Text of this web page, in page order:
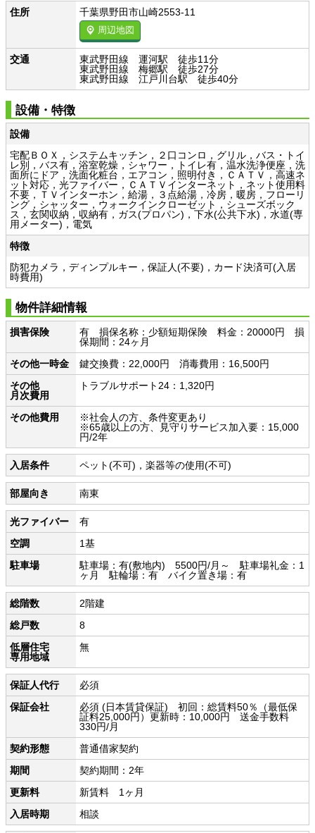
住所 千葉県野田市山崎2553-11
周辺地図
交通
東武野田線 運河駅 徒歩11分
東武野田線 梅郷駅 徒歩27分
東武野田線 江戸川台駅 徒歩40分
設備・特徴
設備
宅配ＢＯＸ，システムキッチン，２口コンロ，グリル，バス・トイ
レ別，バス有，浴室乾燥，シャワー，トイレ有，温水洗浄便座，洗
面所にドア，洗面化粧台，エアコン，照明付き，ＣＡＴＶ，高速ネ
ット対応，光ファイバー，ＣＡＴＶインターネット，ネット使用料
不要，ＴＶインターホン，給湯，３点給湯，冷房，暖房，フローリ
ング，シャッター，ウォークインクローゼット，シューズボック
ス，玄関収納，収納有，ガス(プロパン)，下水(公共下水)，水道(専
用メーター)，電気
特徴
防犯カメラ，ディンプルキー，保証人(不要)，カード決済可(入居
時費用)
物件詳細情報
損害保険
有 損保名称：少額短期保険 料金：20000円 損
保期間：24ヶ月
その他一時金
鍵交換費：22,000円 消毒費用：16,500円
その他
月次費用
トラブルサポート24：1,320円
その他費用
※社会人の方、条件変更あり
※65歳以上の方、見守りサービス加入要：15,000
円/2年
入居条件 ペット(不可)，楽器等の使用(不可)
部屋向き 南東
光ファイバー
有
空調
1基
駐車場
駐車場：有(敷地内) 5500円/月～ 駐車場礼金：1
ヶ月 駐輪場：有 バイク置き場：有
総階数
2階建
総戸数
8
低層住宅
専用地域
無
保証人代行
必須
保証会社
必須 (日本賃貸保証) 初回：総賃料50％（最低保
証料25,000円）更新時：10,000円 送金手数料
330円/月
契約形態
普通借家契約
期間
契約期間：2年
更新料
新賃料 1ヶ月
入居時期
相談